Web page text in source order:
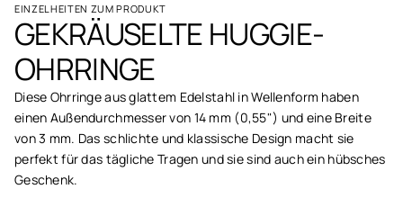
EINZELHEITEN ZUM PRODUKT
GEKRÄUSELTE HUGGIE-
OHRRINGE
Diese Ohrringe aus glattem Edelstahl in Wellenform haben
einen Außendurchmesser von 14 mm (0,55") und eine Breite
von 3 mm. Das schlichte und klassische Design macht sie
perfekt für das tägliche Tragen und sie sind auch ein hübsches
Geschenk.